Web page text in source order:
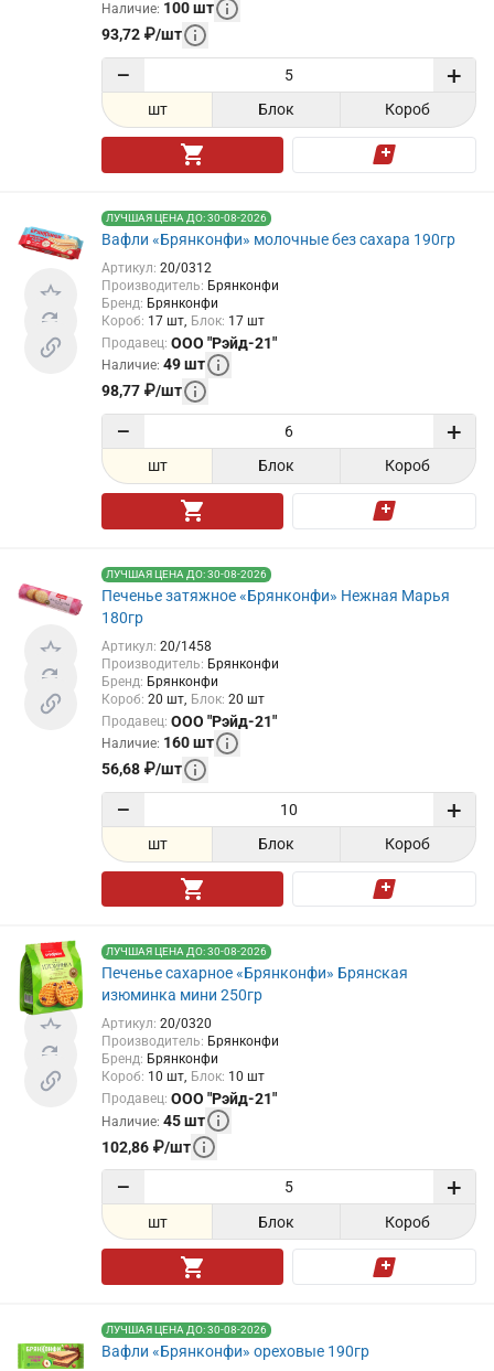
Наличие: 100шт
93,72 ₽/шт
− +
шт Блок Короб
ЛУЧШАЯ ЦЕНА ДО: 30-08-2026
Вафли «Брянконфи» молочные без сахара 190гр
Артикул: 20/0312
Производитель: Брянконфи
Бренд: Брянконфи
Короб: 17 шт Блок: 17 шт
Продавец: ООО "Рэйд-21"
Наличие: 49шт
98,77 ₽/шт
− +
шт Блок Короб
ЛУЧШАЯ ЦЕНА ДО: 30-08-2026
Печенье затяжное «Брянконфи» Нежная Марья
180гр
Артикул: 20/1458
Производитель: Брянконфи
Бренд: Брянконфи
Короб: 20 шт Блок: 20 шт
Продавец: ООО "Рэйд-21"
Наличие: 160шт
56,68 ₽/шт
− +
шт Блок Короб
ЛУЧШАЯ ЦЕНА ДО: 30-08-2026
Печенье сахарное «Брянконфи» Брянская
изюминка мини 250гр
Артикул: 20/0320
Производитель: Брянконфи
Бренд: Брянконфи
Короб: 10 шт Блок: 10 шт
Продавец: ООО "Рэйд-21"
Наличие: 45шт
102,86 ₽/шт
− +
шт Блок Короб
ЛУЧШАЯ ЦЕНА ДО: 30-08-2026
Вафли «Брянконфи» ореховые 190гр